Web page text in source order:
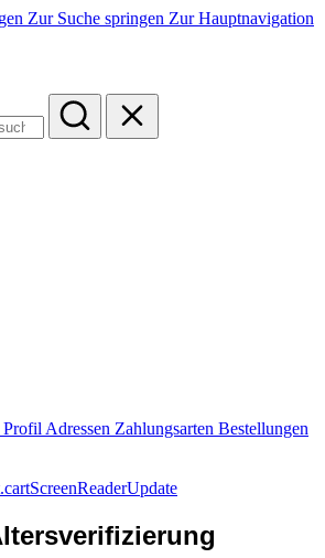
Zur Suche springen Zur Hauptnavigation
Profil Adressen Zahlungsarten Bestellungen